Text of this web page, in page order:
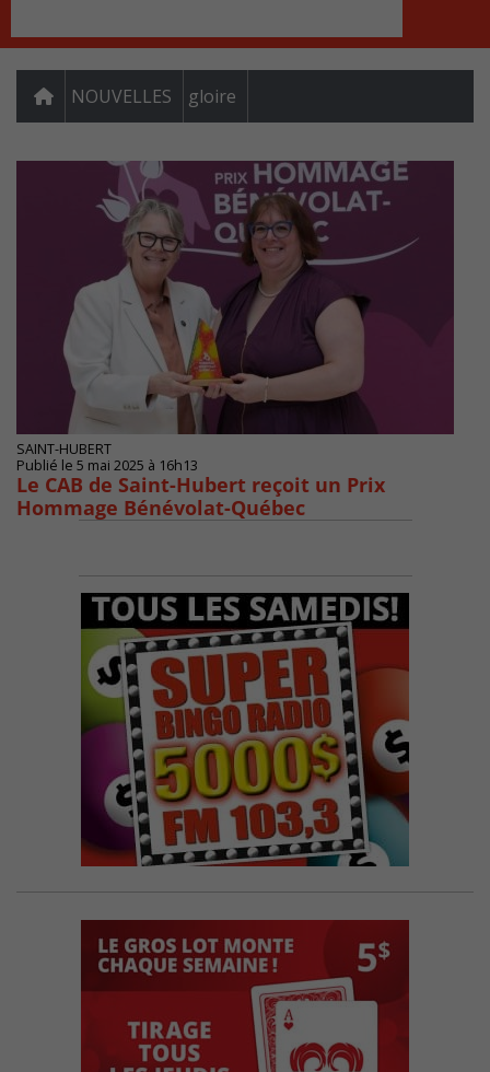
NOUVELLES gloire
SAINT-HUBERT
Publié le 5 mai 2025 à 16h13
Le CAB de Saint-Hubert reçoit un Prix
Hommage Bénévolat-Québec